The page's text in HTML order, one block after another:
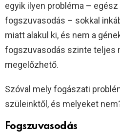
egyik ilyen probléma – egész
fogszuvasodás – sokkal
miatt alakul ki, és nem a
fogszuvasodás szinte teljes
megelőzhető.
Szóval mely fogászati
szüleinktől, és melyeket
Fogszuvasodás